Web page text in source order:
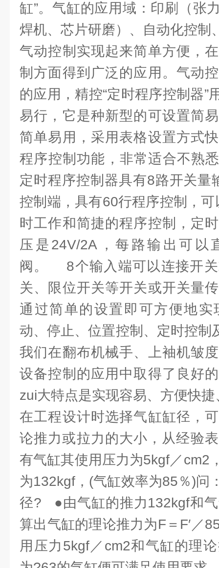
缸”。气缸的应用域：印刷（张
焊机、芯片研磨）、自动化控制
气动控制实现起来简单方便，
制方面得到广泛的应用。气动
的应用，精控“定时程序控制器”
易行，它是种新型的可设置简
简单易用，采用表格设置方式
程序控制功能，非常适合不熟
定时程序控制器具有8路开关量
控制端，具有60行程序控制，
时工作和简捷的程序控制，定
压是24V/2A，每路输出可以
阀。 8个输入端可以连接开关
关、限位开关等开关或开关量
通过简单的设置即可方便地
动、停止、位置控制、定时控
我们在翻布机械手、上袖机皱
设备控制的应用中取得了良好
zui大特点是实现容易、方便快
在工程设计时选择气缸缸径，
论推力或拉力的大小，从经验
有气缸其使用压力为5kgf／cm2
为132kgf，(气缸效率为85％)问
径? ●由气缸的推力132kgf和
算出气缸的理论推力为F＝F′／
用压力5kgf／cm2和气缸的理